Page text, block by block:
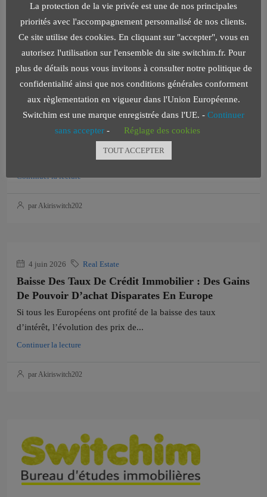
Continuer la lecture
par Akiriswitch202
4 juin 2026 Real Estate
Taux De Crédit Immobilier : 2016 Clôture En
Légère Hausse
1,34 % en moyenne en décembre 2016 selon l'Observatoire
Continuer la lecture
par Akiriswitch202
4 juin 2026 Real Estate
Baisse Des Taux De Crédit Immobilier : Des Gains
De Pouvoir D’achat Disparates En Europe
Si tous les Européens ont profité de la baisse des taux
d’intérêt, l’évolution des prix de...
Continuer la lecture
par Akiriswitch202
La protection de la vie privée est une de nos principales
priorités avec l'accompagnement personnalisé de nos clients.
Ce site utilise des cookies. En cliquant sur "accepter", vous en
autorisez l'utilisation sur l'ensemble du site switchim.fr. Pour
plus de détails nous vous invitons à consulter notre politique de
confidentialité ainsi que nos conditions générales conforment
aux règlementation en vigueur dans l'Union Européenne.
Switchim est une marque enregistrée dans l'UE. - Continuer
sans accepter - Réglage des cookies
TOUT ACCEPTER